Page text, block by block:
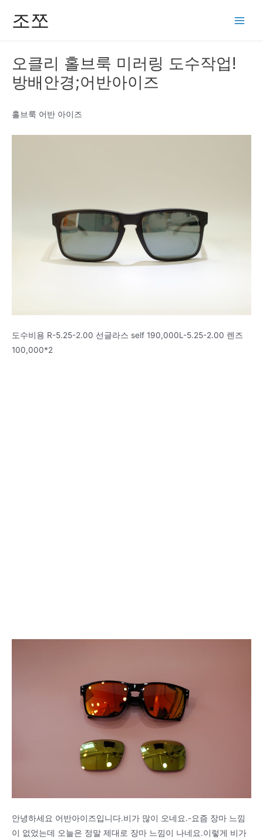
조쪼
오클리 홀브룩 미러링 도수작업!
방배안경;어반아이즈
홀브룩 어반 아이즈
도수비용 R-5.25-2.00 선글라스 self 190,000L-5.25-2.00 렌즈
100,000*2
안녕하세요 어반아이즈입니다.비가 많이 오네요.-요즘 장마 느낌
이 없었는데 오늘은 정말 제대로 장마 느낌이 나네요.이렇게 비가